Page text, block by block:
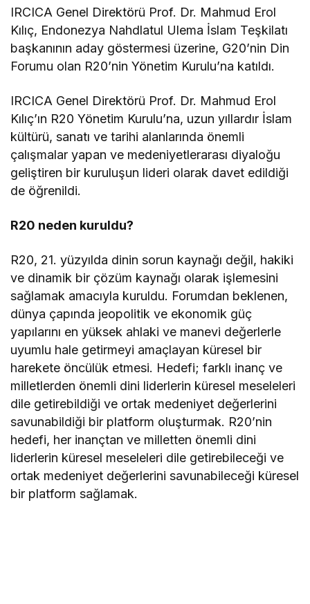
IRCICA Genel Direktörü Prof. Dr. Mahmud Erol
Kılıç, Endonezya Nahdlatul Ulema İslam Teşkilatı
başkanının aday göstermesi üzerine, G20’nin Din
Forumu olan R20’nin Yönetim Kurulu’na katıldı.
IRCICA Genel Direktörü Prof. Dr. Mahmud Erol
Kılıç’ın R20 Yönetim Kurulu’na, uzun yıllardır İslam
kültürü, sanatı ve tarihi alanlarında önemli
çalışmalar yapan ve medeniyetlerarası diyaloğu
geliştiren bir kuruluşun lideri olarak davet edildiği
de öğrenildi.
R20 neden kuruldu?
R20, 21. yüzyılda dinin sorun kaynağı değil, hakiki
ve dinamik bir çözüm kaynağı olarak işlemesini
sağlamak amacıyla kuruldu. Forumdan beklenen,
dünya çapında jeopolitik ve ekonomik güç
yapılarını en yüksek ahlaki ve manevi değerlerle
uyumlu hale getirmeyi amaçlayan küresel bir
harekete öncülük etmesi. Hedefi; farklı inanç ve
milletlerden önemli dini liderlerin küresel meseleleri
dile getirebildiği ve ortak medeniyet değerlerini
savunabildiği bir platform oluşturmak. R20’nin
hedefi, her inançtan ve milletten önemli dini
liderlerin küresel meseleleri dile getirebileceği ve
ortak medeniyet değerlerini savunabileceği küresel
bir platform sağlamak.